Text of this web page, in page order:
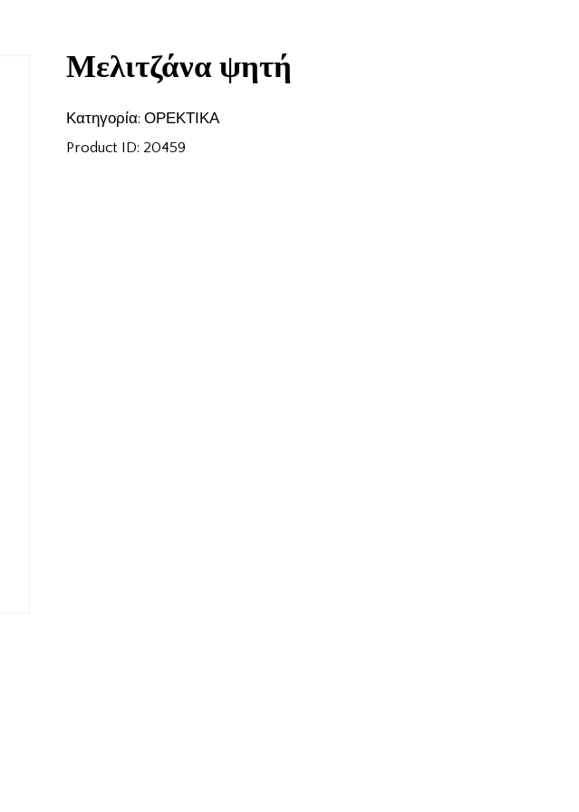
Μελιτζάνα ψητή
Κατηγορία: ΟΡΕΚΤΙΚΑ
Product ID: 20459